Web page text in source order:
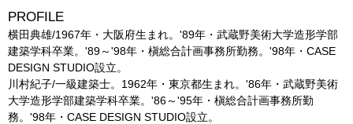
PROFILE
横田典雄/1967年・大阪府生まれ。'89年・武蔵野美術大学造形学部
建築学科卒業。'89～'98年・槇総合計画事務所勤務。'98年・CASE
DESIGN STUDIO設立。
川村紀子/一級建築士。1962年・東京都生まれ。'86年・武蔵野美術
大学造形学部建築学科卒業。'86～'95年・槇総合計画事務所勤
務。'98年・CASE DESIGN STUDIO設立。